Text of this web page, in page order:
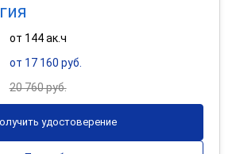
от 144 ак.ч
от 17 160 руб.
20 760 руб.
удостоверение